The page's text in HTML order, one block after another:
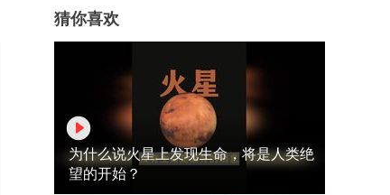
猜你喜欢
为什么说火星上发现生命，将是人类绝
望的开始？